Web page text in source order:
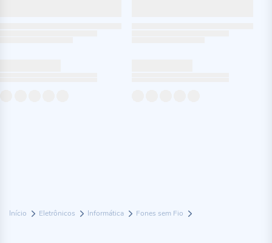
Início Eletrônicos Informática Fones sem Fio